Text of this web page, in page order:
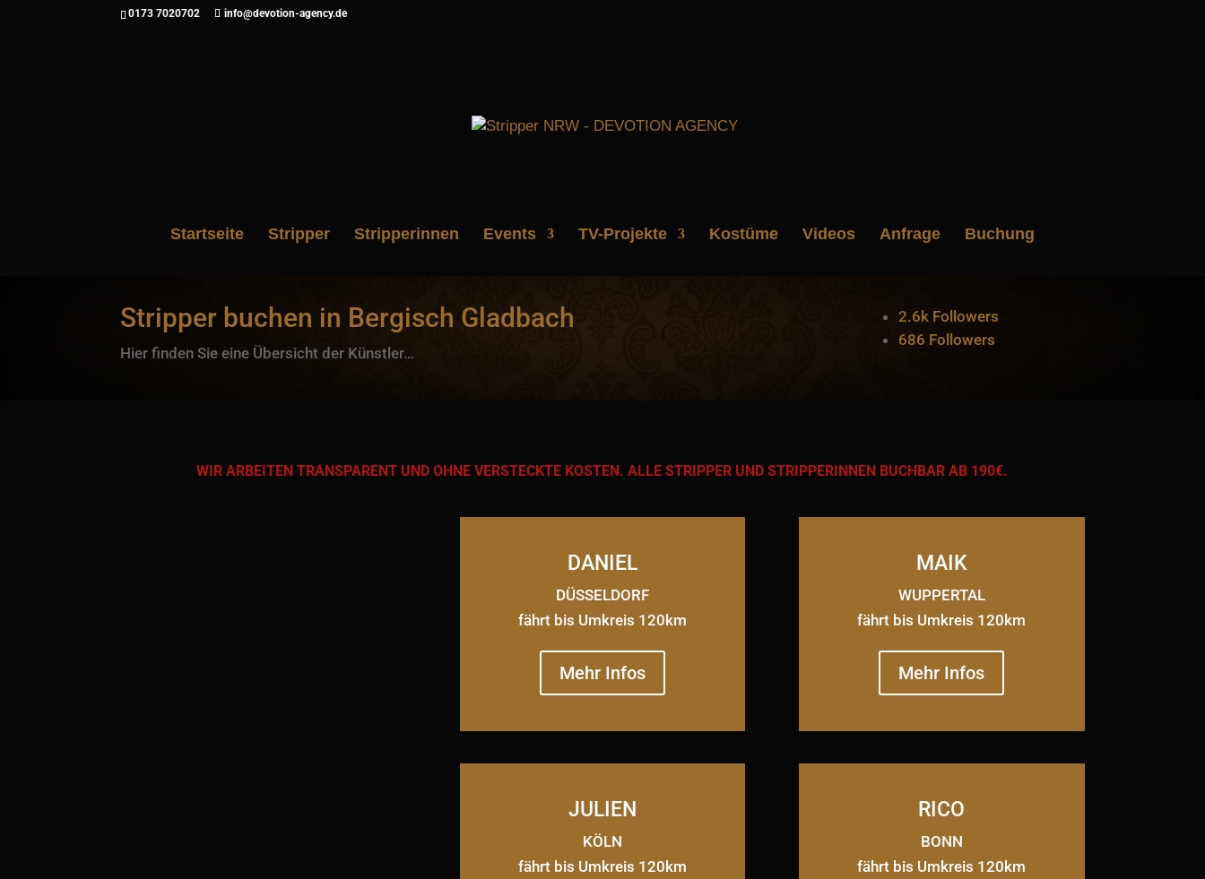
0173 7020702 info@devotion-agency.de
Startseite Stripper Stripperinnen Events TV-Projekte Kostüme Videos Anfrage Buchung
Stripper buchen in Bergisch Gladbach
Hier finden Sie eine Übersicht der Künstler…
2.6k Followers
686 Followers
WIR ARBEITEN TRANSPARENT UND OHNE VERSTECKTE KOSTEN. ALLE STRIPPER UND STRIPPERINNEN BUCHBAR AB 190€.
DANIEL
DÜSSELDORF
fährt bis Umkreis 120km
Mehr Infos
JULIEN
KÖLN
fährt bis Umkreis 120km
MAIK
WUPPERTAL
fährt bis Umkreis 120km
Mehr Infos
RICO
BONN
fährt bis Umkreis 120km